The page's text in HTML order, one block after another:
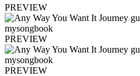
PREVIEW
PREVIEW
PREVIEW